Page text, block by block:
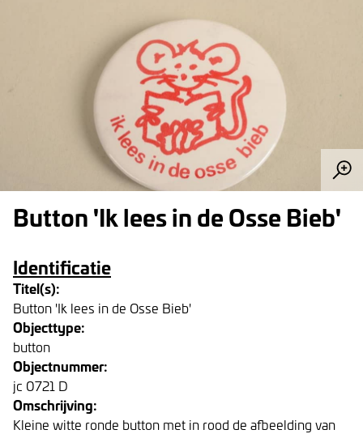
Button 'Ik lees in de Osse Bieb'
Identificatie
Titel(s):
Button 'Ik lees in de Osse Bieb'
Objecttype:
button
Objectnummer:
jc 0721 D
Omschrijving:
Kleine witte ronde button met in rood de afbeelding van